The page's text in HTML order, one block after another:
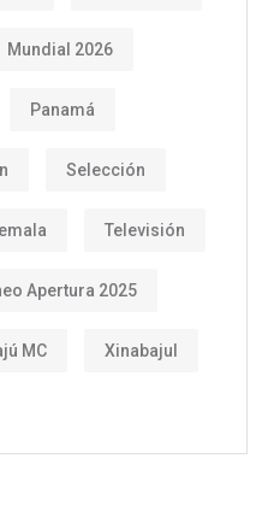
Mundial 2026
Panamá
Selección
Televisión
Apertura 2025
MC Xinabajul